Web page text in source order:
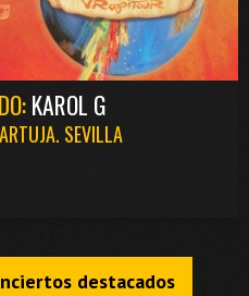
KAROL G
SEVILLA
destacados